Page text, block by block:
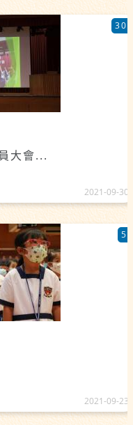
大會...
30
2021-09-30
5
2021-09-23